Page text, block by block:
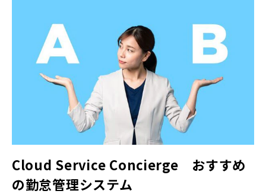
Cloud Service Concierge おすすめ
の勤怠管理システム